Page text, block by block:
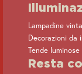
Lampadine
Decorazioni da
Tende luminose
Resta